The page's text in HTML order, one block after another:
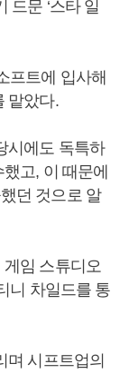
드문 ‘스타 일
프트에 입사해
맡았다.
시에도 독특하
고, 이 때문에
던 것으로 알
게임 스튜디오
니 차일드를 통
며 시프트업의